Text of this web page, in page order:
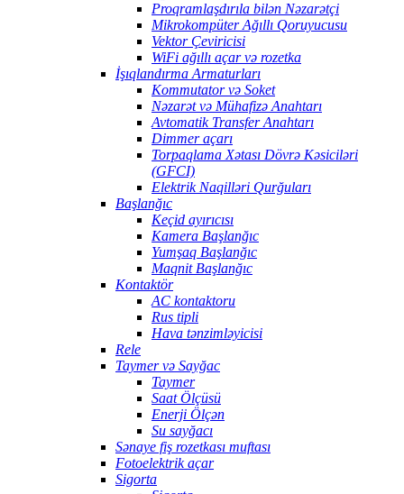
Proqramlaşdırıla bilən Nəzarətçi
Mikrokompüter Ağıllı Qoruyucusu
Vektor Çeviricisi
WiFi ağıllı açar və rozetka
İşıqlandırma Armaturları
Kommutator və Soket
Nəzarət və Mühafizə Anahtarı
Avtomatik Transfer Anahtarı
Dimmer açarı
Torpaqlama Xətası Dövrə Kəsiciləri
(GFCI)
Elektrik Naqilləri Qurğuları
Başlanğıc
Keçid ayırıcısı
Kamera Başlanğıc
Yumşaq Başlanğıc
Maqnit Başlanğıc
Kontaktör
AC kontaktoru
Rus tipli
Hava tənzimləyicisi
Rele
Taymer və Sayğac
Taymer
Saat Ölçüsü
Enerji Ölçən
Su sayğacı
Sənaye fiş rozetkası muftası
Fotoelektrik açar
Sigorta